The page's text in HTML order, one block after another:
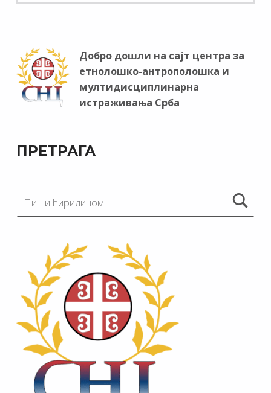
Добро дошли на сајт центра за
етнолошко-антрополошка и
мултидисциплинарна
истраживања Срба
ПРЕТРАГА